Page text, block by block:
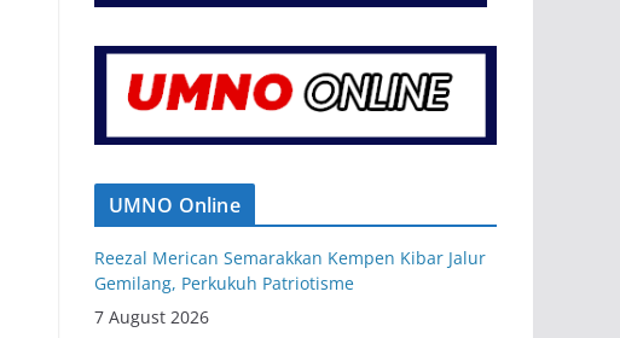
UMNO Online
Reezal Merican Semarakkan Kempen Kibar Jalur
Gemilang, Perkukuh Patriotisme
7 August 2026